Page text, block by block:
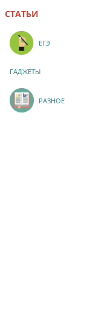
СТАТЬИ
ЕГЭ
ГАДЖЕТЫ
РАЗНОЕ